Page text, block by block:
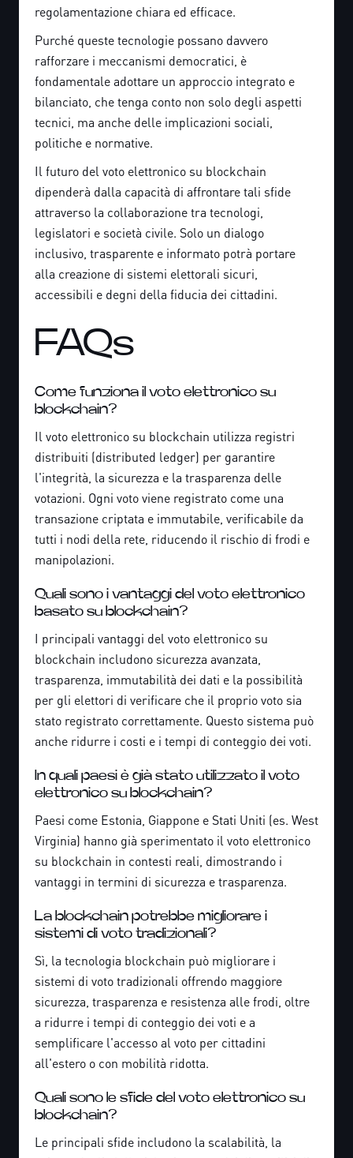
regolamentazione chiara ed efficace.
Purché queste tecnologie possano davvero
rafforzare i meccanismi democratici, è
fondamentale adottare un approccio integrato e
bilanciato, che tenga conto non solo degli aspetti
tecnici, ma anche delle implicazioni sociali,
politiche e normative.
Il futuro del voto elettronico su blockchain
dipenderà dalla capacità di affrontare tali sfide
attraverso la collaborazione tra tecnologi,
legislatori e società civile. Solo un dialogo
inclusivo, trasparente e informato potrà portare
alla creazione di sistemi elettorali sicuri,
accessibili e degni della fiducia dei cittadini.
FAQs
Come funziona il voto elettronico su
blockchain?
Il voto elettronico su blockchain utilizza registri
distribuiti (distributed ledger) per garantire
l'integrità, la sicurezza e la trasparenza delle
votazioni. Ogni voto viene registrato come una
transazione criptata e immutabile, verificabile da
tutti i nodi della rete, riducendo il rischio di frodi e
manipolazioni.
Quali sono i vantaggi del voto elettronico
basato su blockchain?
I principali vantaggi del voto elettronico su
blockchain includono sicurezza avanzata,
trasparenza, immutabilità dei dati e la possibilità
per gli elettori di verificare che il proprio voto sia
stato registrato correttamente. Questo sistema può
anche ridurre i costi e i tempi di conteggio dei voti.
In quali paesi è già stato utilizzato il voto
elettronico su blockchain?
Paesi come Estonia, Giappone e Stati Uniti (es. West
Virginia) hanno già sperimentato il voto elettronico
su blockchain in contesti reali, dimostrando i
vantaggi in termini di sicurezza e trasparenza.
La blockchain potrebbe migliorare i
sistemi di voto tradizionali?
Sì, la tecnologia blockchain può migliorare i
sistemi di voto tradizionali offrendo maggiore
sicurezza, trasparenza e resistenza alle frodi, oltre
a ridurre i tempi di conteggio dei voti e a
semplificare l'accesso al voto per cittadini
all'estero o con mobilità ridotta.
Quali sono le sfide del voto elettronico su
blockchain?
Le principali sfide includono la scalabilità, la